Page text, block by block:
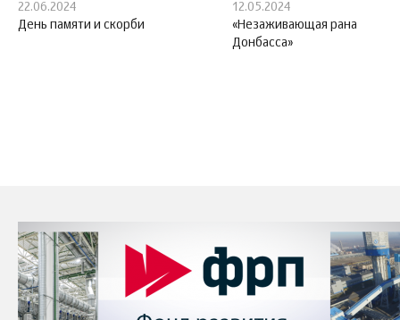
22.06.2024
День памяти и скорби
12.05.2024
«Незаживающая рана
Донбасса»